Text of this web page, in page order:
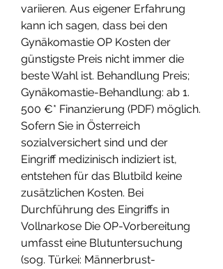
variieren. Aus eigener Erfahrung
kann ich sagen, dass bei den
Gynäkomastie OP Kosten der
günstigste Preis nicht immer die
beste Wahl ist. Behandlung Preis;
Gynäkomastie-Behandlung: ab 1.
500 €* Finanzierung (PDF) möglich.
Sofern Sie in Österreich
sozialversichert sind und der
Eingriff medizinisch indiziert ist,
entstehen für das Blutbild keine
zusätzlichen Kosten. Bei
Durchführung des Eingriffs in
Vollnarkose Die OP-Vorbereitung
umfasst eine Blutuntersuchung
(sog. Türkei: Männerbrust-